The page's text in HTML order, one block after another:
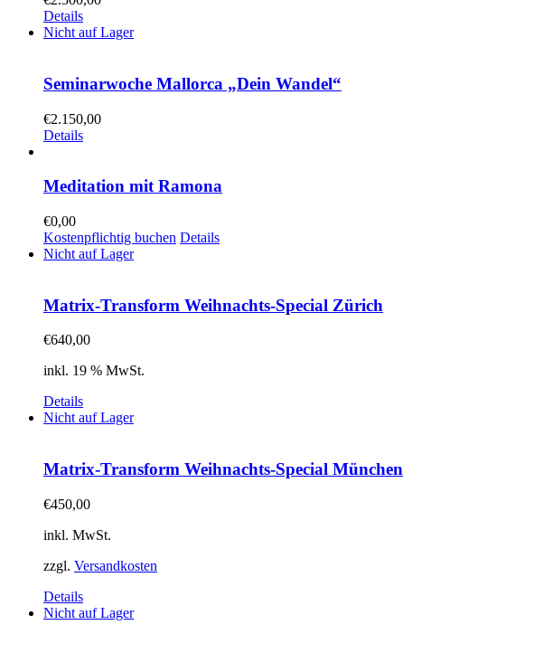
Details
Nicht auf Lager
Seminarwoche Mallorca „Dein Wandel“
€2.150,00
Details
Meditation mit Ramona
€0,00
Kostenpflichtig buchen Details
Nicht auf Lager
Matrix-Transform Weihnachts-Special Zürich
€640,00
inkl. 19 % MwSt.
Details
Nicht auf Lager
Matrix-Transform Weihnachts-Special München
€450,00
inkl. MwSt.
zzgl. Versandkosten
Details
Nicht auf Lager